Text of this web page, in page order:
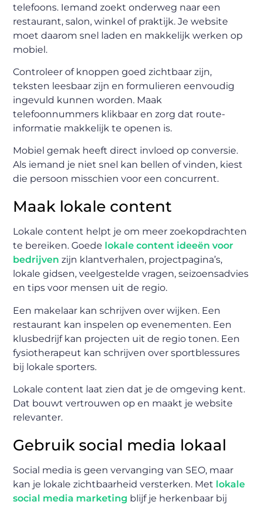
telefoons. Iemand zoekt onderweg naar een
restaurant, salon, winkel of praktijk. Je website
moet daarom snel laden en makkelijk werken op
mobiel.
Controleer of knoppen goed zichtbaar zijn,
teksten leesbaar zijn en formulieren eenvoudig
ingevuld kunnen worden. Maak
telefoonnummers klikbaar en zorg dat route-
informatie makkelijk te openen is.
Mobiel gemak heeft direct invloed op conversie.
Als iemand je niet snel kan bellen of vinden, kiest
die persoon misschien voor een concurrent.
Maak lokale content
Lokale content helpt je om meer zoekopdrachten
te bereiken. Goede lokale content ideeën voor
bedrijven zijn klantverhalen, projectpagina’s,
lokale gidsen, veelgestelde vragen, seizoensadvies
en tips voor mensen uit de regio.
Een makelaar kan schrijven over wijken. Een
restaurant kan inspelen op evenementen. Een
klusbedrijf kan projecten uit de regio tonen. Een
fysiotherapeut kan schrijven over sportblessures
bij lokale sporters.
Lokale content laat zien dat je de omgeving kent.
Dat bouwt vertrouwen op en maakt je website
relevanter.
Gebruik social media lokaal
Social media is geen vervanging van SEO, maar
kan je lokale zichtbaarheid versterken. Met lokale
social media marketing blijf je herkenbaar bij